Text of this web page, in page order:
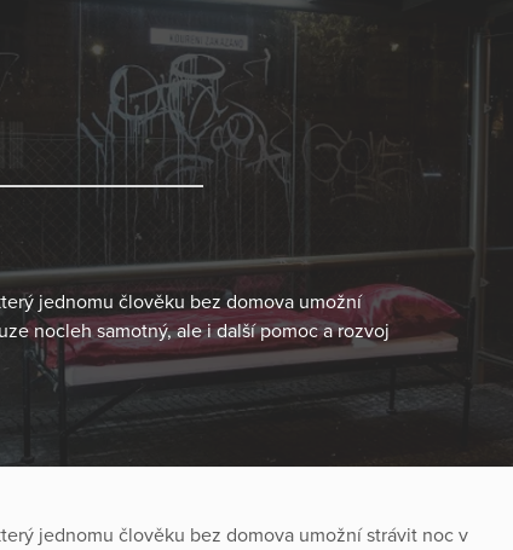
jednomu člověku bez domova umožní
nocleh samotný, ale i další pomoc a rozvoj
jednomu člověku bez domova umožní strávit noc v